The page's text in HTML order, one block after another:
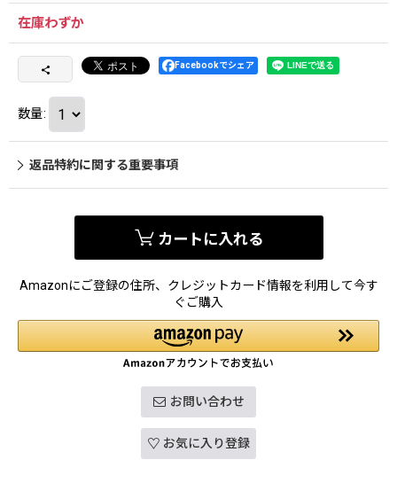
在庫わずか
Facebookでシェア
数量:
返品特約に関する重要事項
カートに入れる
Amazonにご登録の住所、クレジットカード情報を利用して今す
ぐご購入
お問い合わせ
お気に入り登録